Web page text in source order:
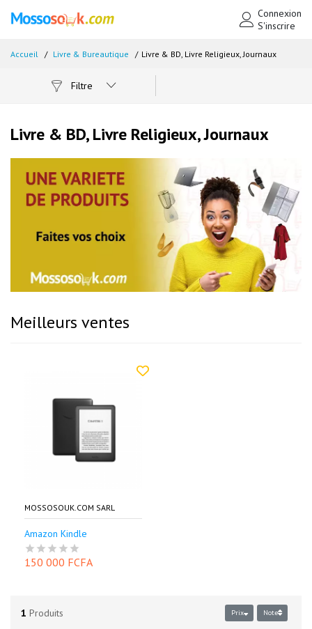
Connexion
S'inscrire
Accueil Livre & Bureautique Livre & BD, Livre Religieux, Journaux
Filtre
Livre & BD, Livre Religieux, Journaux
Meilleurs ventes
MOSSOSOUK.COM SARL
Amazon Kindle
150 000 FCFA
1 Produits Prix Note